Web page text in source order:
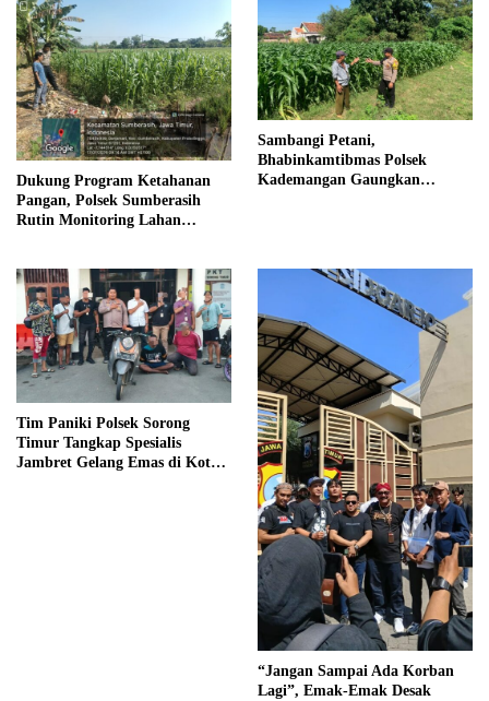
Dukung Program Ketahanan
Pangan, Polsek Sumberasih
Rutin Monitoring Lahan
Sambangi Petani,
Bhabinkamtibmas Polsek
Kademangan Gaungkan
Tim Paniki Polsek Sorong
Timur Tangkap Spesialis
Jambret Gelang Emas di Kota
“Jangan Sampai Ada Korban
Lagi”, Emak-Emak Desak